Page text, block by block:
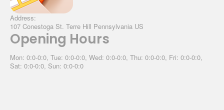
Address:
107 Conestoga St. Terre Hill Pennsylvania US
Opening Hours
Mon: 0:0-0:0, Tue: 0:0-0:0, Wed: 0:0-0:0, Thu: 0:0-0:0, Fri: 0:0-0:0,
Sat: 0:0-0:0, Sun: 0:0-0:0